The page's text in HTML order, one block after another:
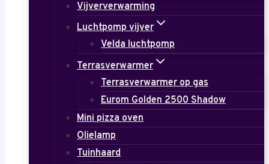
Vijververwarming
Luchtpomp vijver
Velda luchtpomp
Terrasverwarmer
Terrasverwarmer op gas
Eurom Golden 2500 Shadow
Mini pizza oven
Olielamp
Tuinhaard